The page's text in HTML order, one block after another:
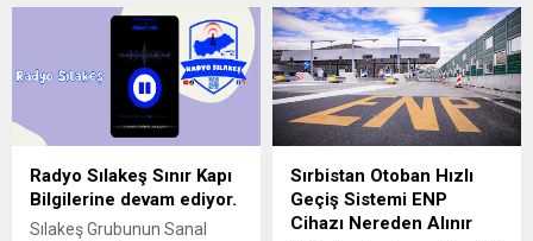
Türk nakliyeciler ise bu
durumun haksız rekabet
oluşturduğunu ve zaten ağır
maliyetlerle mücadele eden
yerli taşımacıyı daha da
zorladığını belirtiyor. İddialar
Neler? Sektör temsilcilerinin
aktardıklarına göre: Bazı...
görevler üstleneceğine
inanıyoruz” ANKARA (AA)
– MEHMET ŞAH YILMAZ –
Yurtdışı Türkler ve Akraba
Topluluklar (YTB) Başkanı
Abdullah Eren, Türkiye’de
eğitim almış Suriyeli
mezunların, ülkelerinin
yeniden yapılanmasında
Radyo Sılakeş Sınır Kapı
Bilgilerine devam ediyor.
Sılakeş Grubunun Sanal
Sırbistan Otoban Hızlı
Geçiş Sistemi ENP
Cihazı Nereden Alınır